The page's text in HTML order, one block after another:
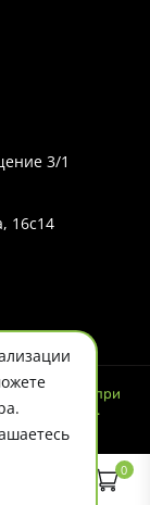
0
3/1
16с14
и ни при
офертой.